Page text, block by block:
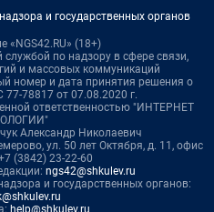
и государственных органов
«NGS42.RU» (18+)
по надзору в сфере связи,
и массовых коммуникаций
номер и дата принятия решения о
78817 от 07.08.2020 г.
ответственностью "ИНТЕРНЕТ
Александр Николаевич
ул. 50 лет Октября, д. 11, офис
(3842) 23-22-60
ngs42@shkulev.ru
и государственных органов: